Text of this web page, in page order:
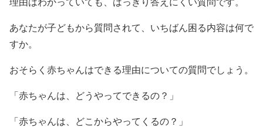
あなたが子どもから質問されて、いちばん困る内容は何で
すか。
おそらく赤ちゃんはできる理由についての質問でしょう。
「赤ちゃんは、どうやってできるの？」
「赤ちゃんは、どこからやってくるの？」